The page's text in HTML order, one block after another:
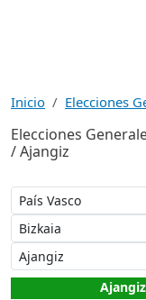
Inicio Elecciones
Elecciones
/ Ajangiz